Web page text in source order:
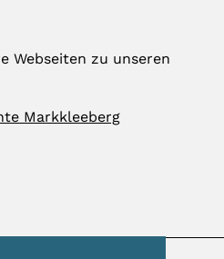
Webseiten zu unseren
Markkleeberg